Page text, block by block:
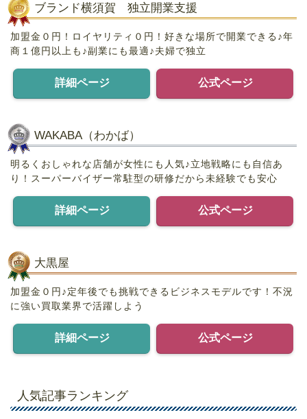
ブランド横須賀 独立開業支援
加盟金０円！ロイヤリティ０円！好きな場所で開業できる♪年
商１億円以上も♪副業にも最適♪夫婦で独立
詳細ページ 公式ページ
WAKABA（わかば）
明るくおしゃれな店舗が女性にも人気♪立地戦略にも自信あ
り！スーパーバイザー常駐型の研修だから未経験でも安心
詳細ページ 公式ページ
大黒屋
加盟金０円♪定年後でも挑戦できるビジネスモデルです！不況
に強い買取業界で活躍しよう
詳細ページ 公式ページ
人気記事ランキング